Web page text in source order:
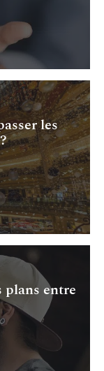
les
plans entre